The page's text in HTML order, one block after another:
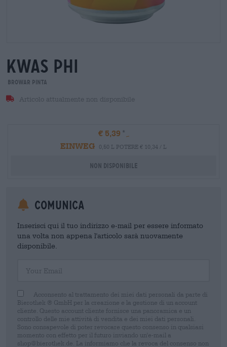
kwas phi
Browar Pinta
Articolo attualmente non disponibile
€ 5,39
EINWEG
0,50 L POTERE € 10,34 / L
Non disponibile
Comunica
Inserisci qui il tuo indirizzo e-mail per essere informato
una volta non appena l'articolo sarà nuovamente
disponibile.
Acconsento al trattamento dei miei dati personali da parte di
Bierothek ® GmbH per la creazione e la gestione di un account
cliente. Questo account cliente fornisce una panoramica e un
controllo delle mie attività di vendita e dei miei dati personali.
Sono consapevole di poter revocare questo consenso in qualsiasi
momento con effetto per il futuro inviando un'e-mail a
shop@bierothek.de. La informiamo che la revoca del consenso non